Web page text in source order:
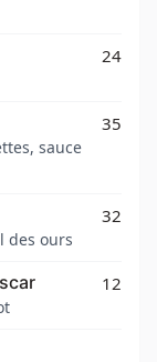
24
sauce
35
des ours
32
12